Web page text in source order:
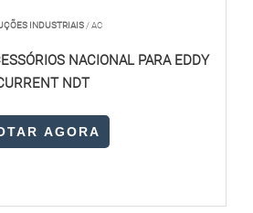
INDUSTRIAIS/ AC
NACIONAL PARA EDDY
NDT
AGORA